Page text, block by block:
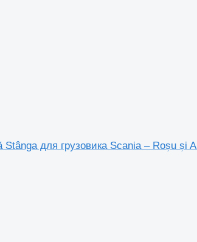
для грузовика Scania – Roșu și